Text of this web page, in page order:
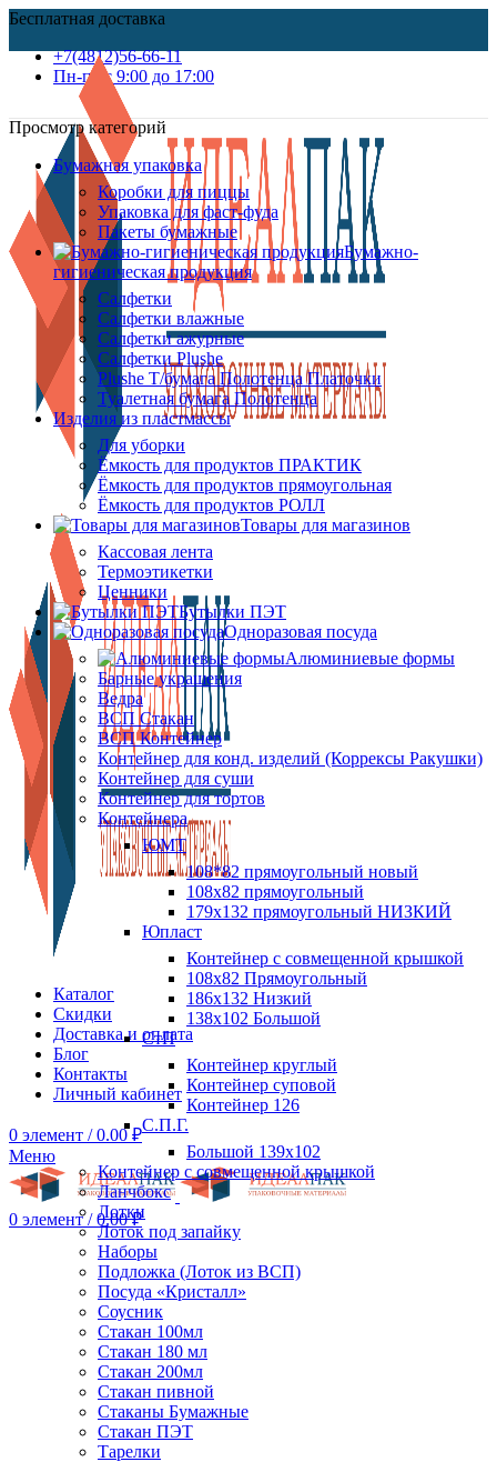
Бесплатная доставка
+7(4812)56-66-11
Пн-пт c 9:00 до 17:00
Каталог
Скидки
Доставка и оплата
Блог
Контакты
Личный кабинет
0 элемент / 0.00₽
Меню
0 элемент / 0.00₽
Просмотр категорий
Бумажная упаковка
Коробки для пиццы
Упаковка для фаст-фуда
Пакеты бумажные
Бумажно-
гигиеническая продукция
Салфетки
Салфетки влажные
Салфетки ажурные
Салфетки Plushe
Plushe Т/бумага Полотенца Платочки
Туалетная бумага Полотенца
Изделия из пластмассы
Для уборки
Ёмкость для продуктов ПРАКТИК
Ёмкость для продуктов прямоугольная
Ёмкость для продуктов РОЛЛ
Товары для магазинов
Кассовая лента
Термоэтикетки
Ценники
Бутылки ПЭТ
Одноразовая посуда
Алюминиевые формы
Барные украшения
Ведра
ВСП Стакан
ВСП Контейнер
Контейнер для конд. изделий (Коррексы Ракушки)
Контейнер для суши
Контейнер для тортов
Контейнера
ЮМТ
108*82 прямоугольный новый
108х82 прямоугольный
179х132 прямоугольный НИЗКИЙ
Юпласт
Контейнер с совмещенной крышкой
108х82 Прямоугольный
186х132 Низкий
138х102 Большой
СтП
Контейнер круглый
Контейнер суповой
Контейнер 126
С.П.Г.
Большой 139х102
Контейнер с совмещенной крышкой
Ланчбокс
Лотки
Лоток под запайку
Наборы
Подложка (Лоток из ВСП)
Посуда «Кристалл»
Соусник
Стакан 100мл
Стакан 180 мл
Стакан 200мл
Стакан пивной
Стаканы Бумажные
Стакан ПЭТ
Тарелки